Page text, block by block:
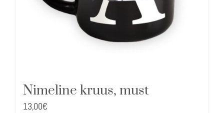
Nimeline kruus, must
13,00€